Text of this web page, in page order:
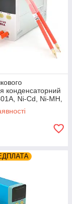
конденсаторний
Ni-Cd, Ni-MH,
0,2-0,3 мм,